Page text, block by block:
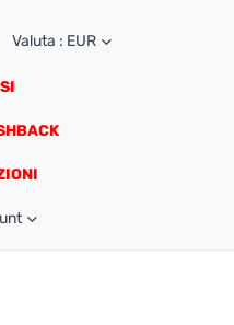
Valuta : EUR